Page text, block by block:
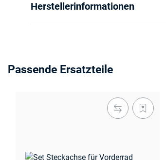
Herstellerinformationen
Passende Ersatzteile